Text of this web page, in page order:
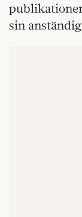
sin